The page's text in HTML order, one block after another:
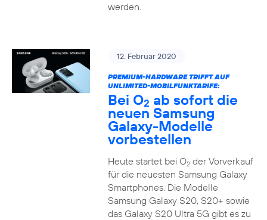
werden.
12. Februar 2020
PREMIUM-HARDWARE TRIFFT AUF
UNLIMITED-MOBILFUNKTARIFE:
Bei O2 ab sofort die
neuen Samsung
Galaxy-Modelle
vorbestellen
Heute startet bei O2der Vorverkauf
für die neuesten Samsung Galaxy
Smartphones. Die Modelle
Samsung Galaxy S20, S20+ sowie
das Galaxy S20 Ultra 5G gibt es zu